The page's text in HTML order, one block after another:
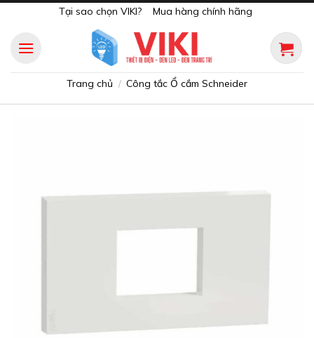
content
Tại sao chọn VIKI? Mua hàng chính hãng
Trang chủ / Công tắc Ổ cắm Schneider